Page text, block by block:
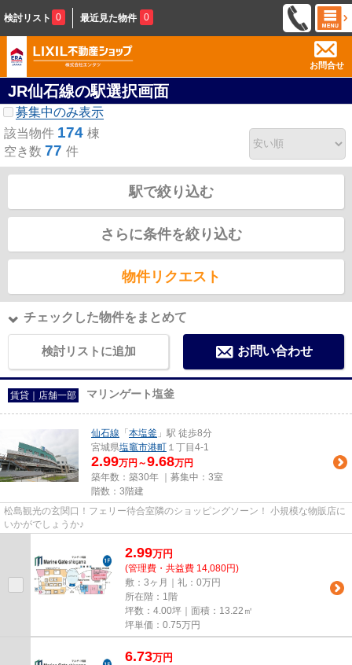
検討リスト 0 最近見た物件 0
お問合せ
JR仙石線の駅選択画面
募集中のみ表示
該当物件 174 棟
空き数 77 件
駅で絞り込む
さらに条件を絞り込む
物件リクエスト
チェックした物件をまとめて
検討リストに追加 お問い合わせ
賃貸｜店舗一部 マリンゲート塩釜
仙石線 「 本塩釜 」駅 徒歩8分
宮城県塩竈市港町 １丁目4-1
2.99万円～9.68万円
築年数：築30年 ｜募集中： 3室
階数：3階建
松島観光の玄関口！フェリー待合室隣のショッピングソーン！ 小規模な物販店に
いかがでしょうか♪
2.99万円
(管理費・共益費 14,080円)
敷：3ヶ月｜礼：0万円
所在階：1階
坪数：4.00坪｜面積：13.22㎡
坪単価： 0.75万円
6.73万円